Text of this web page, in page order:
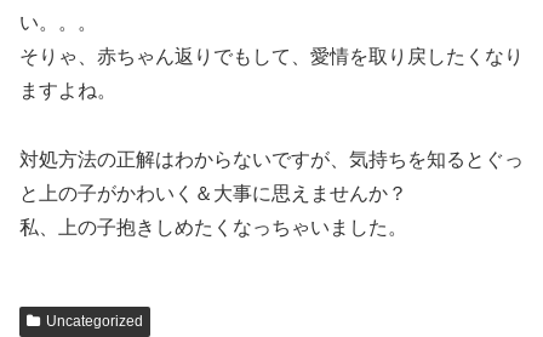
い。。。
そりゃ、赤ちゃん返りでもして、愛情を取り戻したくなり
ますよね。
対処方法の正解はわからないですが、気持ちを知るとぐっ
と上の子がかわいく＆大事に思えませんか？
私、上の子抱きしめたくなっちゃいました。
Uncategorized